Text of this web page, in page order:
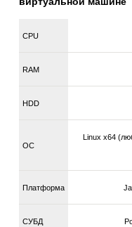
CPU
RAM
HDD
ОС
Linux x64
Платформа
СУБД